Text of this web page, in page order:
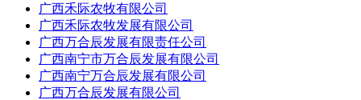
广西禾际农牧有限公司
广西禾际农牧发展有限公司
广西万合辰发展有限责任公司
广西南宁市万合辰发展有限公司
广西南宁万合辰发展有限公司
广西万合辰发展有限公司